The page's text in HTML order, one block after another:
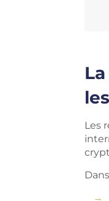
Les